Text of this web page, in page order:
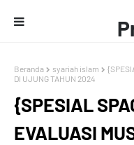
Beranda syariah islam
DI UJUNG TAHUN 2024
{SPESIAL
EVALUASI